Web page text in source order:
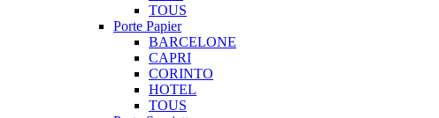
TOUS
Porte Papier
BARCELONE
CAPRI
CORINTO
HOTEL
TOUS